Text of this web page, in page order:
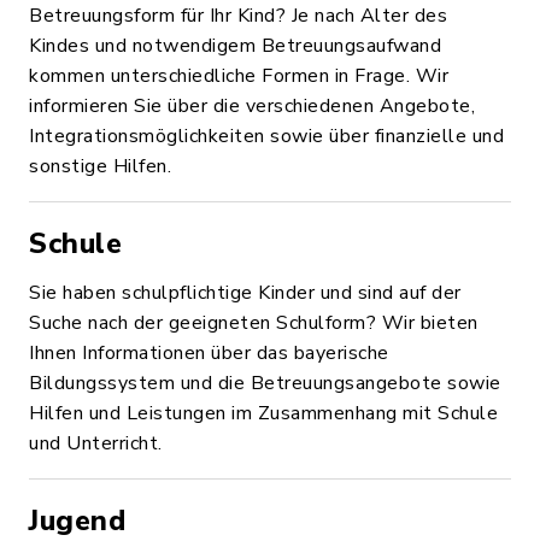
Betreuungsform für Ihr Kind? Je nach Alter des
Kindes und notwendigem Betreuungsaufwand
kommen unterschiedliche Formen in Frage. Wir
informieren Sie über die verschiedenen Angebote,
Integrationsmöglichkeiten sowie über finanzielle und
sonstige Hilfen.
Schule
Sie haben schulpflichtige Kinder und sind auf der
Suche nach der geeigneten Schulform? Wir bieten
Ihnen Informationen über das bayerische
Bildungssystem und die Betreuungsangebote sowie
Hilfen und Leistungen im Zusammenhang mit Schule
und Unterricht.
Jugend